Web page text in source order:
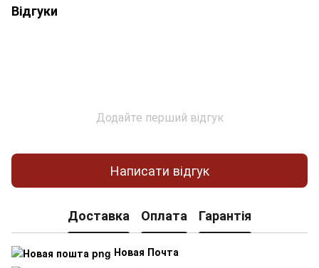
Відгуки
Додайте перший відгук
Написати відгук
Доставка Оплата Гарантія
Новая Почта